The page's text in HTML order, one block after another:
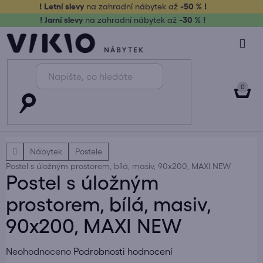
obsah
! Letní slevy na zahradní nábytek až-50 % !
! Jarní slevy na zahradní nábytek až -30 % !
DomůNábytek
Postele
Postel s úložným prostorem, bílá, masiv, 90x200, MAXI NEW
Postel s úložným
prostorem, bílá, masiv,
90x200, MAXI NEW
Průměrné
Neohodnoceno Podrobnosti hodnocení